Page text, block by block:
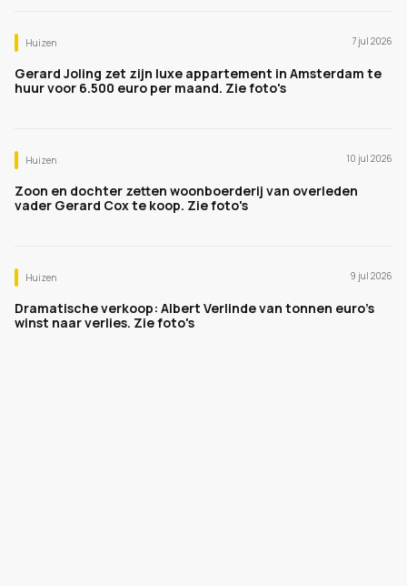
Huizen 7 jul 2026
Gerard Joling zet zijn luxe appartement in Amsterdam te
huur voor 6.500 euro per maand. Zie foto's
Huizen 10 jul 2026
Zoon en dochter zetten woonboerderij van overleden
vader Gerard Cox te koop. Zie foto's
Huizen 9 jul 2026
Dramatische verkoop: Albert Verlinde van tonnen euro's
winst naar verlies. Zie foto's